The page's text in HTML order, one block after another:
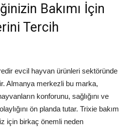
Bakımı İçin
Tercih
evcil hayvan ürünleri sektöründe
Almanya merkezli bu marka,
konforunu, sağlığını ve
ön planda tutar. Trixie bakım
için birkaç önemli neden